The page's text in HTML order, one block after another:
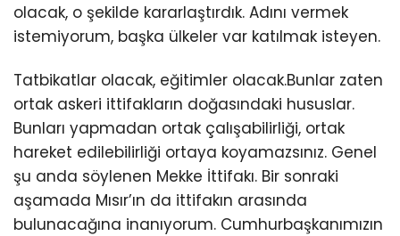
olacak, o şekilde kararlaştırdık. Adını vermek
istemiyorum, başka ülkeler var katılmak isteyen.
Tatbikatlar olacak, eğitimler olacak.Bunlar zaten
ortak askeri ittifakların doğasındaki hususlar.
Bunları yapmadan ortak çalışabilirliği, ortak
hareket edilebilirliği ortaya koyamazsınız. Genel
şu anda söylenen Mekke İttifakı. Bir sonraki
aşamada Mısır’ın da ittifakın arasında
bulunacağına inanıyorum. Cumhurbaşkanımızın